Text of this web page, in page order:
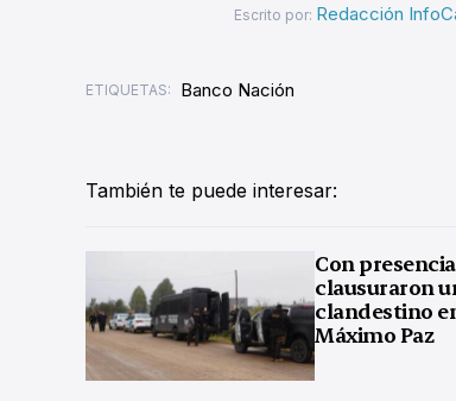
Escrito por: Redacción
ETIQUETAS: Banco Nación
También te puede interesar:
Con
clausuraron
clandestino
Máximo Paz